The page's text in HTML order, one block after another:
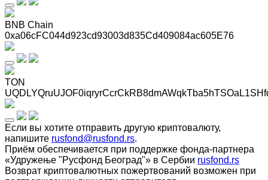
BNB Chain
0xa06cFC044d923cd93003d835Cd409084ac605E76
TON
Если вы хотите отправить другую криптовалюту,
напишите rusfond@rusfond.rs.
Приём обеспечивается при поддержке фонда-партнера
«Удружење "Русфонд Београд"» в Сербии rusfond.rs
Возврат криптовалютных пожертвований возможен при